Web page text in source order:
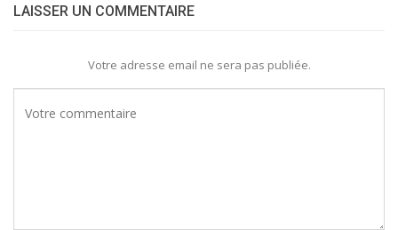
LAISSER UN COMMENTAIRE
Votre adresse email ne sera pas publiée.